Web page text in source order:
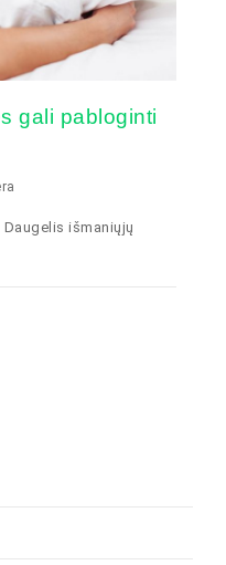
gali pabloginti
išmaniųjų